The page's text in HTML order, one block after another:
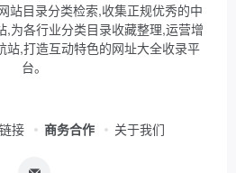
站目录分类检索,收集正规优秀的中
,为各行业分类目录收藏整理,运营增
站,打造互动特色的网址大全收录平
台。
接 商务合作 关于我们